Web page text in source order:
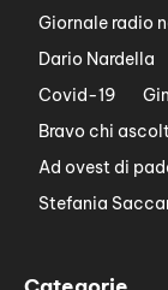
Giornale radio
Dario Nardella
Covid-19
Bravo chi
Ad ovest di
Stefania